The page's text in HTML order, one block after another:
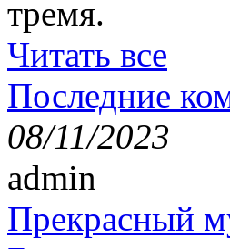
тремя.
Читать все
Последние
08/11/2023
admin
Прекрасный